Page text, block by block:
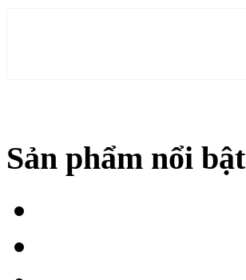
Sản phẩm nổi bật